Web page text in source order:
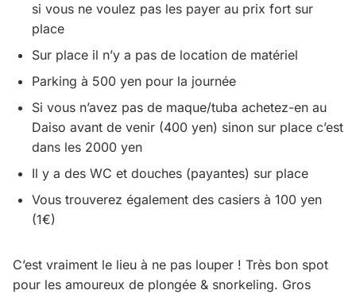
si vous ne voulez pas les payer au prix fort sur
place
Sur place il n’y a pas de location de matériel
Parking à 500 yen pour la journée
Si vous n’avez pas de maque/tuba achetez-en au
Daiso avant de venir (400 yen) sinon sur place c’est
dans les 2000 yen
Il y a des WC et douches (payantes) sur place
Vous trouverez également des casiers à 100 yen
(1€)
C’est vraiment le lieu à ne pas louper ! Très bon spot
pour les amoureux de plongée & snorkeling. Gros